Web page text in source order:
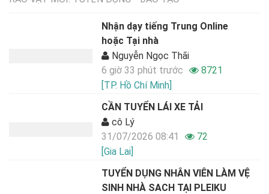
Nhận dạy tiếng Trung Online
hoặc Tại nhà
Nguyễn Ngọc Thãi
6 giờ 33 phút trước
8721
[TP. Hồ Chí Minh]
CẦN TUYỂN LÁI XE TẢI
cô Lý
31/07/2026 08:41
72
[Gia Lai]
TUYỂN DỤNG NHÂN VIÊN LÀM VỆ
SINH NHÀ SACH TẠI PLEIKU